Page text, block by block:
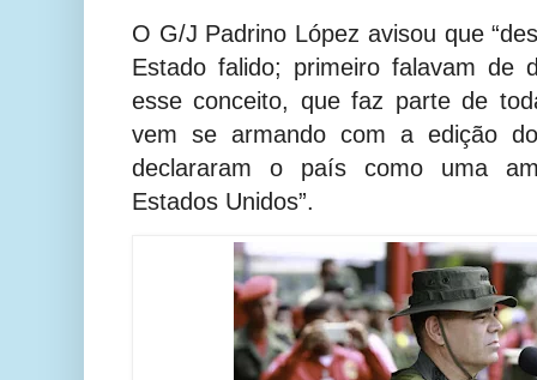
O G/J Padrino López avisou que
Estado falido; primeiro falavam de
esse conceito, que faz parte de
vem se armando com a edição
declararam o país como uma
Estados Unidos”.